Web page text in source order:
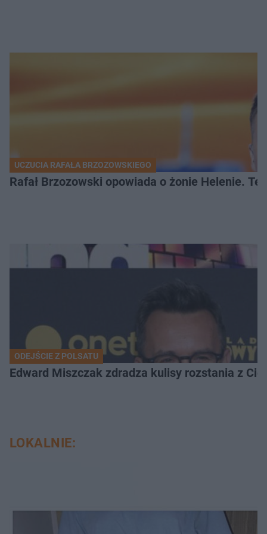
UCZUCIA RAFAŁA BRZOZOWSKIEGO
Rafał Brzozowski opowiada o żonie Helenie. Te
ODEJŚCIE Z POLSATU
Edward Miszczak zdradza kulisy rozstania z
LOKALNIE: